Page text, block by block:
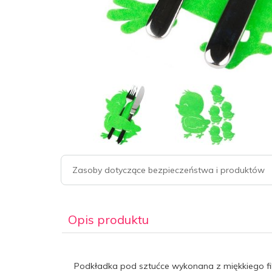
Zasoby dotyczące bezpieczeństwa i produktów
Opis produktu
Podkładka pod sztućce wykonana z miękkiego